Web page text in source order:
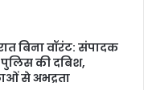
पर लगाए जाएंगे। 5 एकड़ से
दिया जाएगा। सेवा
किया गया।
बिना वॉरंट: संपादक
की दबिश,
से अभद्रता